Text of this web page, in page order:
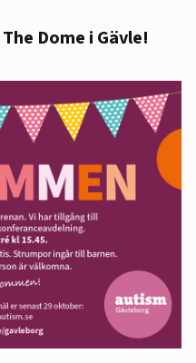
Dome i Gävle!